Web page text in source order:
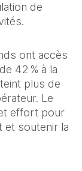
de
ont accès
42 % à la
plus de
Le
effort pour
et soutenir la